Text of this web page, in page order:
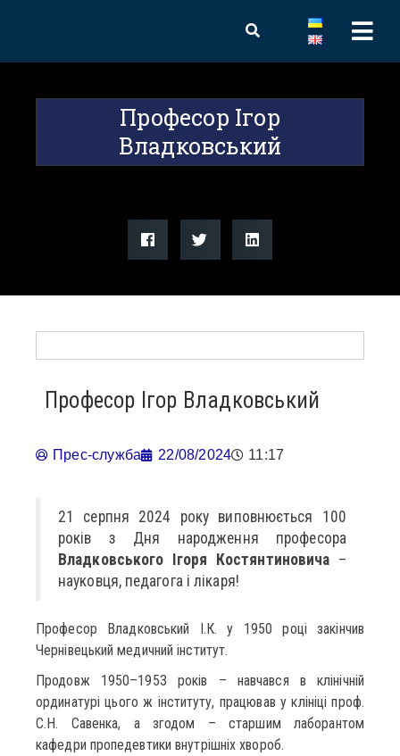
Професор Ігор
Владковський
Професор Ігор Владковський
Прес-служба 22/08/2024 11:17
21 серпня 2024 року виповнюється 100
років з Дня народження професора
Владковського Ігоря Костянтиновича –
науковця, педагога і лікаря!
Професор Владковський І.К. у 1950 році закінчив
Чернівецький медичний інститут.
Продовж 1950–1953 років – навчався в клінічній
ординатурі цього ж інституту, працював у клініці проф.
С.Н. Савенка, а згодом – старшим лаборантом
кафедри пропедевтики внутрішніх хвороб.